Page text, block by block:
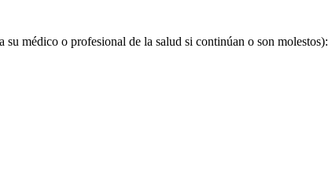
médico o profesional de la salud si continúan o son molestos):